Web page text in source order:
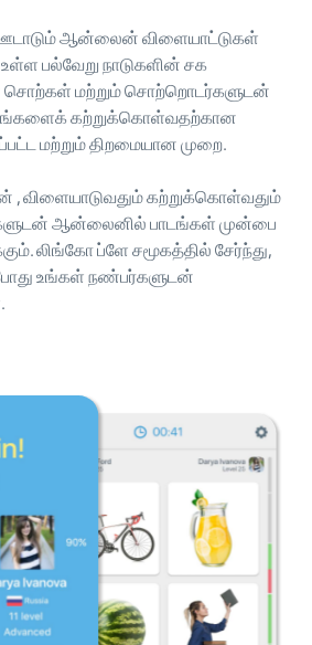
ஆன்லைன் விளையாட்டுகள்
பல்வேறு நாடுகளின் சக
சொற்கள் மற்றும் சொற்றொடர்களுடன்
கற்றுக்கொள்வதற்கான
மற்றும் திறமையான முறை.
, விளையாடுவதும் கற்றுக்கொள்வதும்
ஆன்லைனில் பாடங்கள் முன்பை
லிங்கோ ப்ளே சமூகத்தில் சேர்ந்து,
உங்கள் நண்பர்களுடன்